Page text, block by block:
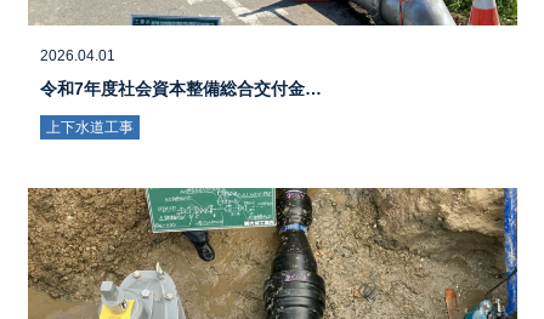
2026.04.01
令和7年度社会資本整備総合交付金…
上下水道工事